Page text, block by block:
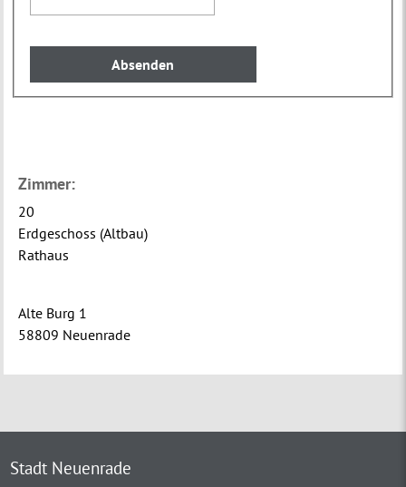
Zimmer:
20
Erdgeschoss (Altbau)
Rathaus
Alte Burg 1
58809 Neuenrade
Stadt Neuenrade